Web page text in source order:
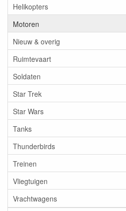
Helikopters
Motoren
Nieuw & overig
Ruimtevaart
Soldaten
Star Trek
Star Wars
Tanks
Thunderbirds
Treinen
Vliegtuigen
Vrachtwagens